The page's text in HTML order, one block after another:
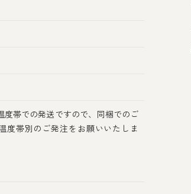
帯での発送ですので、同梱でのご
度帯別のご発注をお願いいたしま